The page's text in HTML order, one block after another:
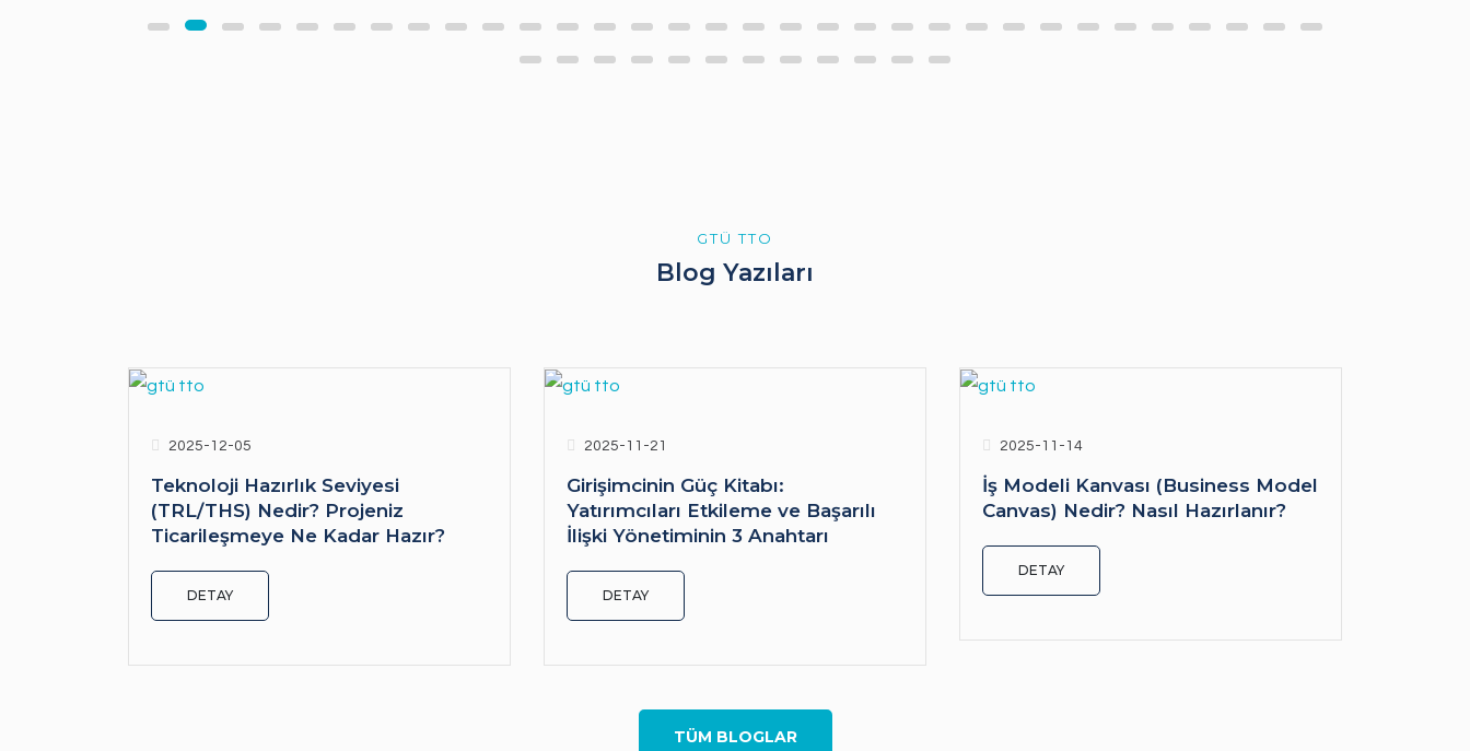
GTÜ TTO
Blog Yazıları
2025-12-05
Teknoloji Hazırlık Seviyesi
(TRL/THS) Nedir? Projeniz
Ticarileşmeye Ne Kadar Hazır?
DETAY
2025-11-21
Girişimcinin Güç Kitabı:
Yatırımcıları Etkileme ve Başarılı
İlişki Yönetiminin 3 Anahtarı
DETAY
2025-11-14
İş Modeli Kanvası (Business Model
Canvas) Nedir? Nasıl Hazırlanır?
DETAY
TÜM BLOGLAR